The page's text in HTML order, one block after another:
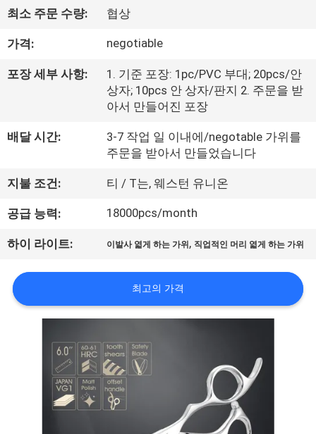
여
장
행
품
질
관
최소 주문 수량: 협상
가격: negotiable
포장 세부 사항:
1. 기준 포장: 1pc/PVC 부대; 20pcs/안
상자; 10pcs 안 상자/판지 2. 주문을 받
아서 만들어진 포장
배달 시간:
3-7 작업 일 이내에/negotable 가위를
주문을 받아서 만들었습니다
지불 조건: 티 / T는, 웨스턴 유니온
공급 능력: 18000pcs/month
하이 라이트: 이발사 엷게 하는 가위 , 직업적인 머리 엷게 하는 가위
최고의 가격